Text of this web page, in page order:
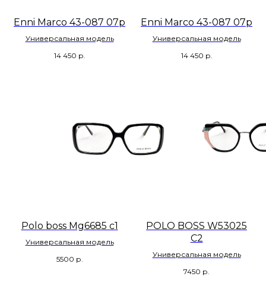
Enni Marco 43-087 07р
Универсальная модель
14 450 р.
Enni Marco 43-087 07р
Универсальная модель
14 450 р.
Polo boss Mg6685 c1
Универсальная модель
5500 р.
POLO BOSS W53025
C2
Универсальная модель
7450 р.